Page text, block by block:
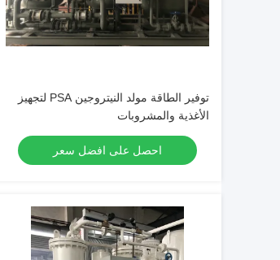
توفير الطاقة مولد النيتروجين PSA لتجهيز
الأغذية والمشروبات
احصل على افضل سعر